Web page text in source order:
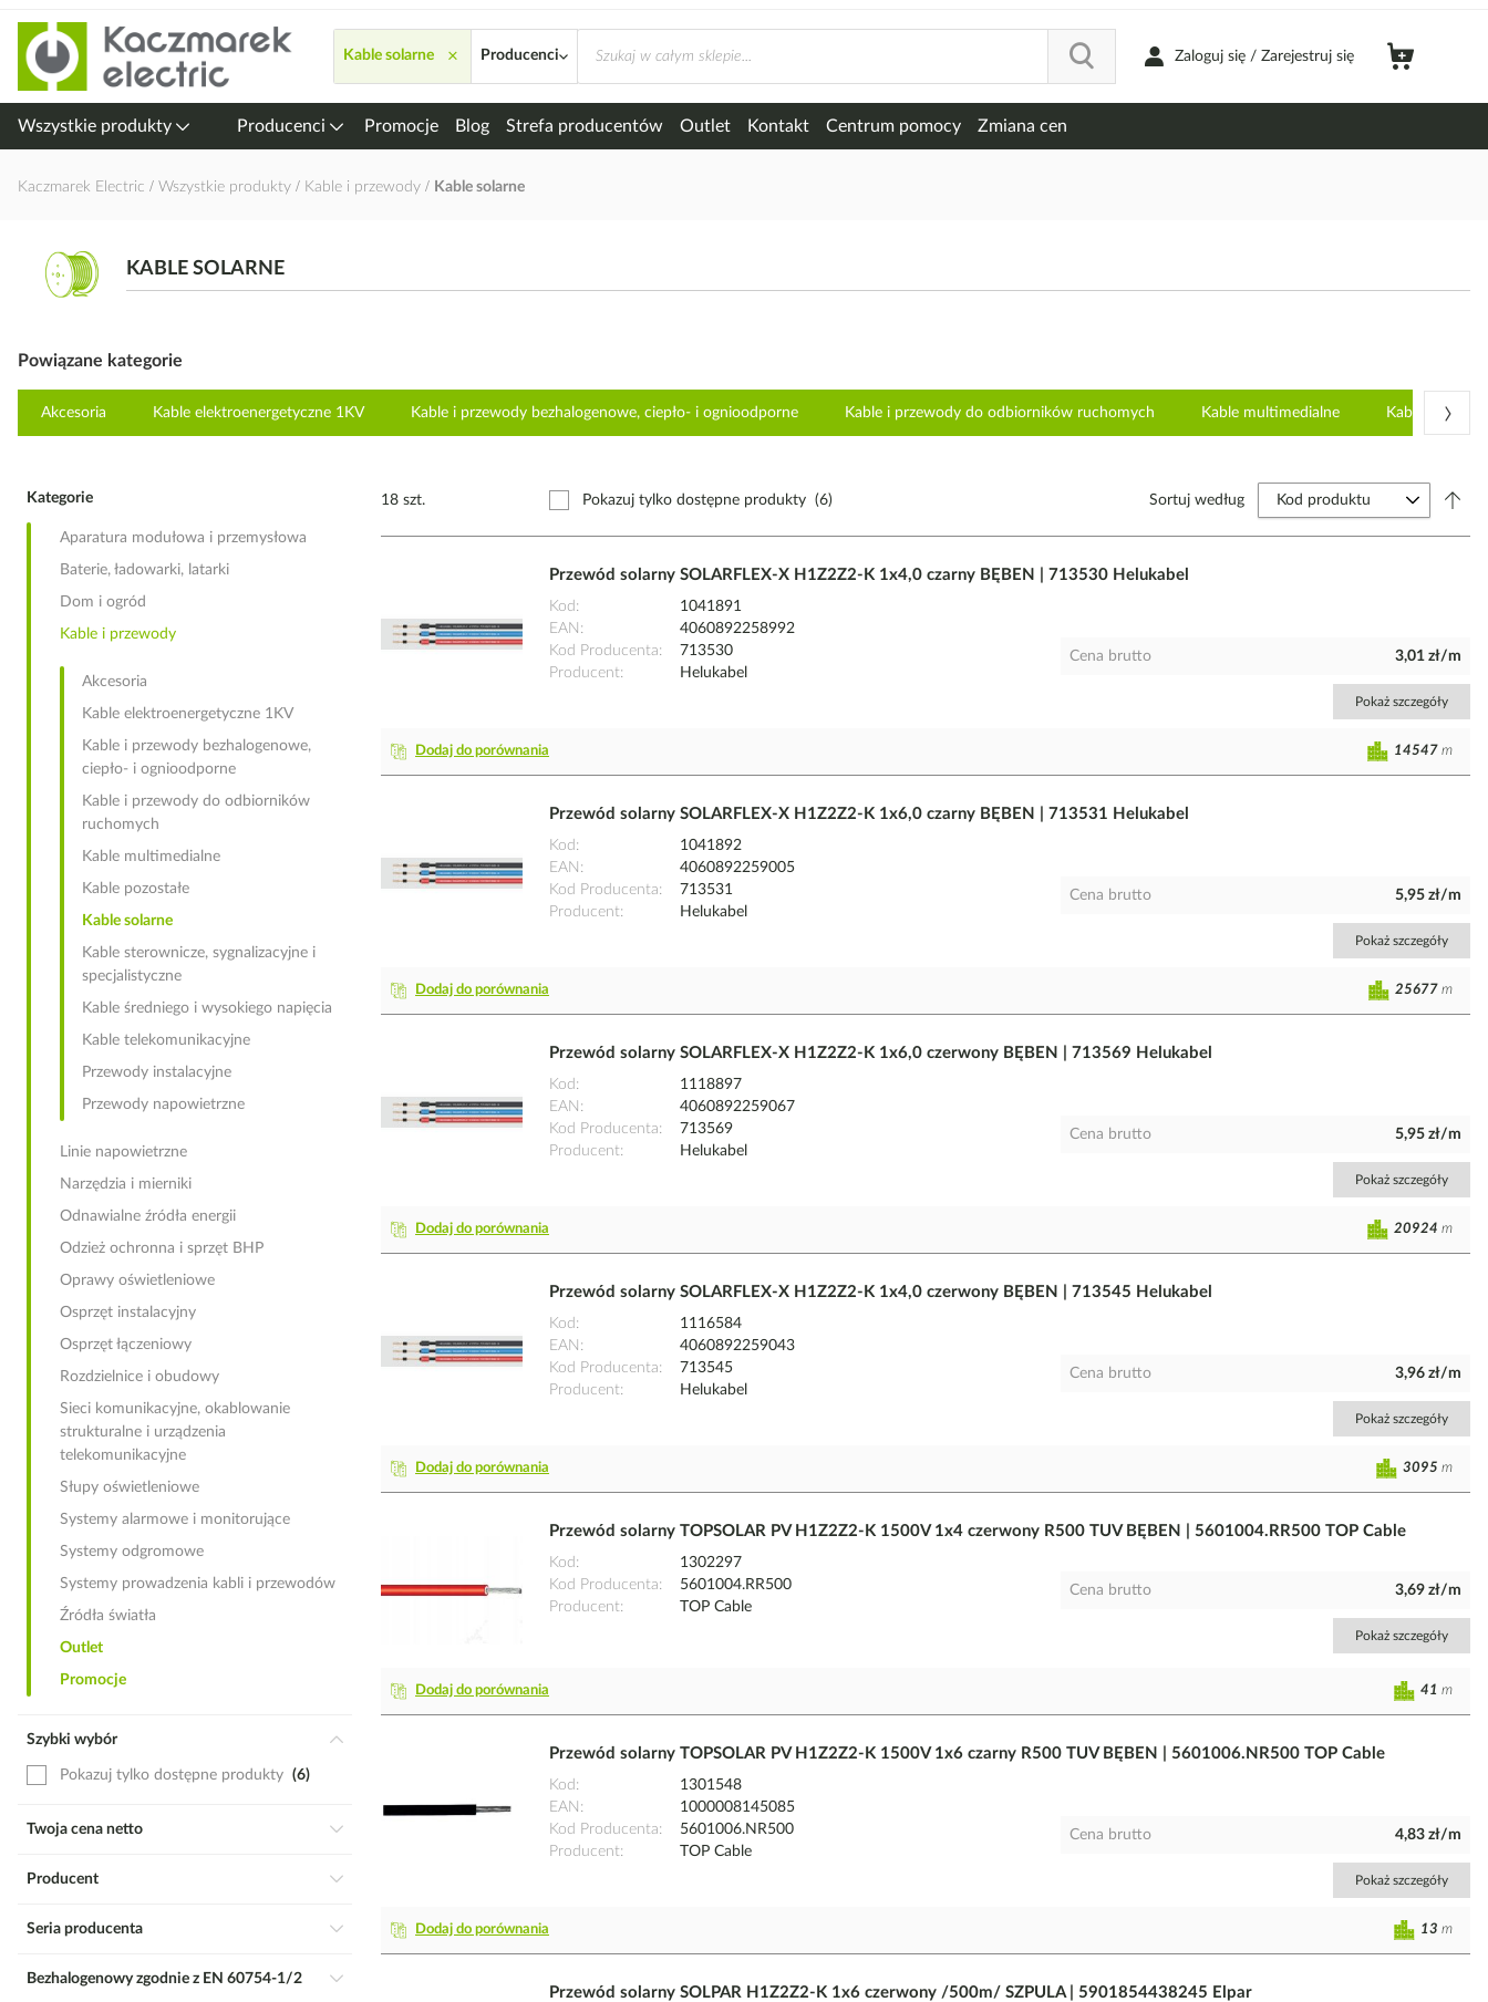
Przejdź
do
treści
Kable solarne × Producenci Zaloguj się / Zarejestruj się
Wszystkie produkty Producenci Promocje Blog Strefa producentów Outlet Kontakt Centrum pomocy Zmiana cen
Kaczmarek Electric Wszystkie produkty Kable i przewody Kable solarne
KABLE SOLARNE
Powiązane kategorie
Akcesoria Kable elektroenergetyczne 1KV Kable i przewody bezhalogenowe, ciepło- i ognioodporne Kable i przewody do odbiorników ruchomych Kable multimedialne Kable ›
18 szt. Pokazuj tylko dostępne produkty (6) Sortuj według
Przewód solarny SOLARFLEX-X H1Z2Z2-K 1x4,0 czarny BĘBEN | 713530 Helukabel
Kod
1041891
EAN
4060892258992
Kod Producenta
713530
Producent
Helukabel
Cena brutto 3,01 zł/m
Pokaż szczegóły
Dodaj do porównania 14547 m
Przewód solarny SOLARFLEX-X H1Z2Z2-K 1x6,0 czarny BĘBEN | 713531 Helukabel
Kod
1041892
EAN
4060892259005
Kod Producenta
713531
Producent
Helukabel
Cena brutto 5,95 zł/m
Pokaż szczegóły
Dodaj do porównania 25677 m
Przewód solarny SOLARFLEX-X H1Z2Z2-K 1x6,0 czerwony BĘBEN | 713569 Helukabel
Kod
1118897
EAN
4060892259067
Kod Producenta
713569
Producent
Helukabel
Cena brutto 5,95 zł/m
Pokaż szczegóły
Dodaj do porównania 20924 m
Przewód solarny SOLARFLEX-X H1Z2Z2-K 1x4,0 czerwony BĘBEN | 713545 Helukabel
Kod
1116584
EAN
4060892259043
Kod Producenta
713545
Producent
Helukabel
Cena brutto 3,96 zł/m
Pokaż szczegóły
Dodaj do porównania 3095 m
Przewód solarny TOPSOLAR PV H1Z2Z2-K 1500V 1x4 czerwony R500 TUV BĘBEN | 5601004.RR500 TOP Cable
Kod
1302297
Kod Producenta
5601004.RR500
Producent
TOP Cable
Cena brutto 3,69 zł/m
Pokaż szczegóły
Dodaj do porównania 41 m
Przewód solarny TOPSOLAR PV H1Z2Z2-K 1500V 1x6 czarny R500 TUV BĘBEN | 5601006.NR500 TOP Cable
Kod
1301548
EAN
1000008145085
Kod Producenta
5601006.NR500
Producent
TOP Cable
Cena brutto 4,83 zł/m
Pokaż szczegóły
Dodaj do porównania 13 m
Przewód solarny SOLPAR H1Z2Z2-K 1x6 czerwony /500m/ SZPULA | 5901854438245 Elpar
Kategorie
Aparatura modułowa i przemysłowa
Baterie, ładowarki, latarki
Dom i ogród
Kable i przewody
Akcesoria
Kable elektroenergetyczne 1KV
Kable i przewody bezhalogenowe,
ciepło- i ognioodporne
Kable i przewody do odbiorników
ruchomych
Kable multimedialne
Kable pozostałe
Kable solarne
Kable sterownicze, sygnalizacyjne i
specjalistyczne
Kable średniego i wysokiego napięcia
Kable telekomunikacyjne
Przewody instalacyjne
Przewody napowietrzne
Linie napowietrzne
Narzędzia i mierniki
Odnawialne źródła energii
Odzież ochronna i sprzęt BHP
Oprawy oświetleniowe
Osprzęt instalacyjny
Osprzęt łączeniowy
Rozdzielnice i obudowy
Sieci komunikacyjne, okablowanie
strukturalne i urządzenia
telekomunikacyjne
Słupy oświetleniowe
Systemy alarmowe i monitorujące
Systemy odgromowe
Systemy prowadzenia kabli i przewodów
Źródła światła
Outlet
Promocje
Szybki wybór
Pokazuj tylko dostępne produkty 6
Twoja cena netto
Producent
Seria producenta
Bezhalogenowy zgodnie z EN 60754-1/2